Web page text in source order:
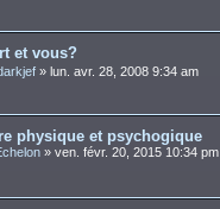
et vous?
» lun. avr. 28, 2008 9:34 am
physique et psychogique
» ven. févr. 20, 2015 10:34 pm